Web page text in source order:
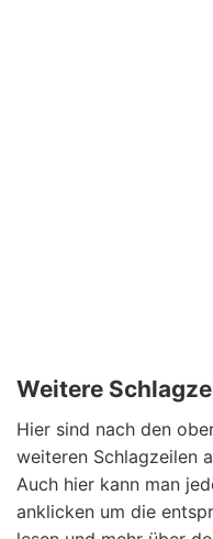
Weitere
Hier sind nach den
weiteren Schlagzeilen
Auch hier kann man
anklicken um die